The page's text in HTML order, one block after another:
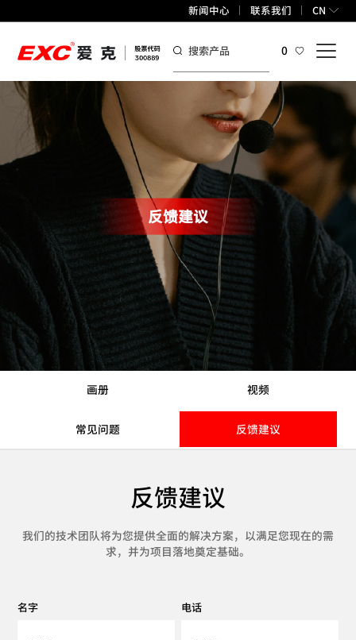
新闻中心 联系我们 CN
0
反馈建议
画册
视频
常见问题
反馈建议
反馈建议
我们的技术团队将为您提供全面的解决方案，以满足您现在的需
求，并为项目落地奠定基础。
名字 电话